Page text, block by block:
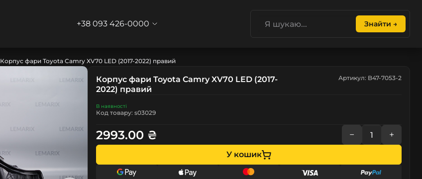
+38 093 426-0000 Знайти →
Корпус фари Toyota Camry XV70 LED (2017-2022) правий
Корпус фари Toyota Camry XV70 LED (2017-
2022) правий
Артикул: B47-7053-2
В наявності
Код товару: s03029
2993.00 ₴ − +
У кошик